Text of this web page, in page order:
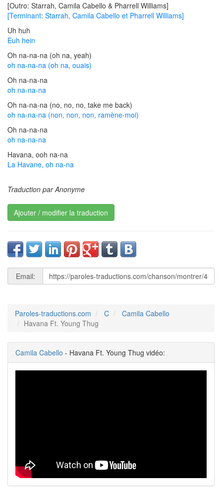
[Outro: Starrah, Camila Cabello & Pharrell Williams]
[Terminant: Starrah, Camila Cabello et Pharrell Williams]
Uh huh
Euh hein
Oh na-na-na (oh na, yeah)
oh na-na-na (oh na, ouais)
Oh na-na-na
oh na-na-na
Oh na-na-na (no, no, no, take me back)
oh na-na-na (non, non, non, ramène-moi)
Oh na-na-na
oh na-na-na
Havana, ooh na-na
La Havane, oh na-na
Traduction par Anonyme
Ajouter / modifier la traduction
Email:
Paroles-traductions.com C
Camila Cabello
Havana Ft. Young Thug
Camila Cabello - Havana Ft. Young Thug vidéo: